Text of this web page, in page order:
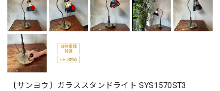
〔サンヨウ〕ガラススタンドライト SYS1570ST3